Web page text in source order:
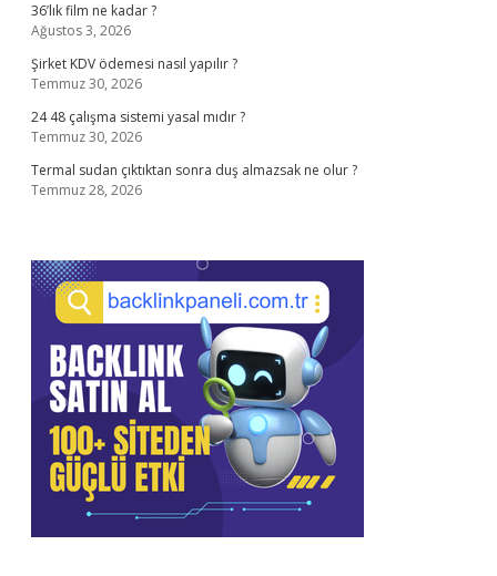
36’lık film ne kadar ?
Ağustos 3, 2026
Şirket KDV ödemesi nasıl yapılır ?
Temmuz 30, 2026
24 48 çalışma sistemi yasal mıdır ?
Temmuz 30, 2026
Termal sudan çıktıktan sonra duş almazsak ne olur ?
Temmuz 28, 2026